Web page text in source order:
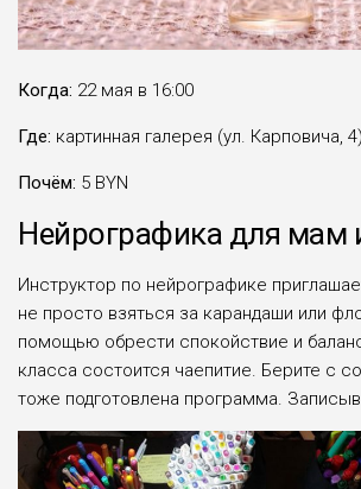
Когда: 22 мая в 16:00
Где: картинная галерея (ул. Карповича, 4)
Почём: 5 BYN
Нейрографика для мам
Инструктор по нейрографике
не просто взяться за карандаши или
помощью обрести спокойствие и
класса состоится чаепитие. Берите с
тоже подготовлена программа.